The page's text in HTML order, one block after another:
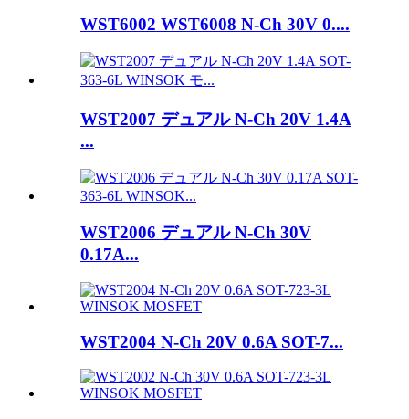
WST6002 WST6008 N-Ch 30V 0....
WST2007 デュアル N-Ch 20V 1.4A
...
WST2006 デュアル N-Ch 30V
0.17A...
WST2004 N-Ch 20V 0.6A SOT-7...